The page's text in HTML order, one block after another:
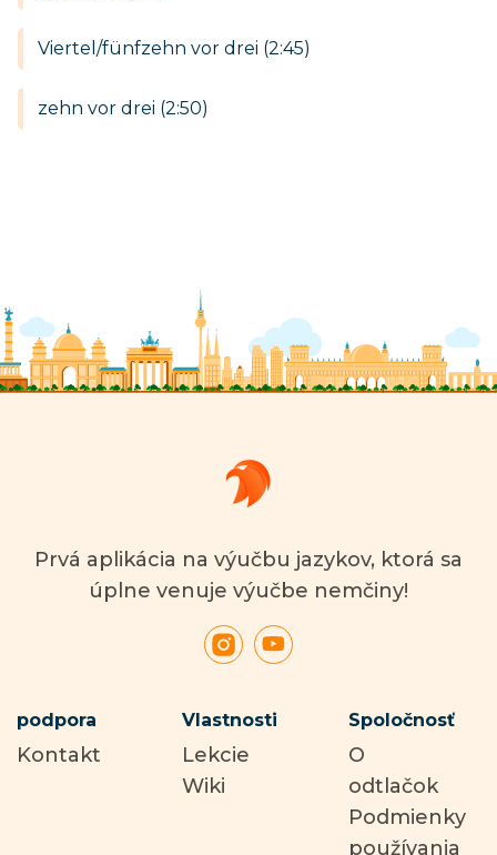
Viertel/fünfzehn vor drei (2:45)
zehn vor drei (2:50)
Prvá aplikácia na výučbu jazykov, ktorá sa
úplne venuje výučbe nemčiny!
podpora
Kontakt
Vlastnosti
Lekcie
Wiki
Spoločnosť
O
odtlačok
Podmienky
používania